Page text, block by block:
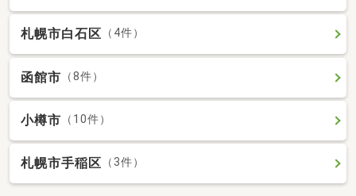
札幌市白石区 （4件）
函館市 （8件）
小樽市 （10件）
札幌市手稲区 （3件）